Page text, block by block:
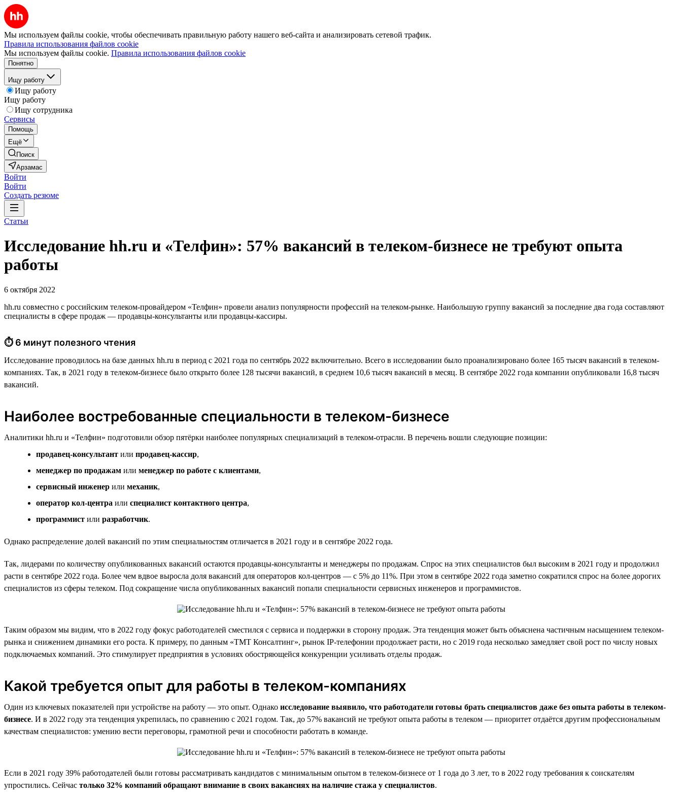
Мы используем файлы cookie, чтобы обеспечивать правильную работу нашего веб-сайта и анализировать сетевой трафик.
Правила использования файлов cookie
Мы используем файлы cookie. Правила использования файлов cookie
Понятно
Ищу работу
Ищу работу
Ищу работу
Ищу сотрудника
Сервисы
Помощь
Ещё
Поиск
Арзамас
Войти
Войти
Создать резюме
Статьи
Исследование hh.ru и «Телфин»: 57% вакансий в телеком-бизнесе не требуют опыта
работы
6 октября 2022
hh.ru совместно с российским телеком-провайдером «Телфин» провели анализ популярности профессий на телеком-рынке. Наибольшую группу вакансий за последние два года составляют
специалисты в сфере продаж — продавцы-консультанты или продавцы-кассиры.
⏱ 6 минут полезного чтения
Исследование проводилось на базе данных hh.ru в период с 2021 года по сентябрь 2022 включительно. Всего в исследовании было проанализировано более 165 тысяч вакансий в телеком-
компаниях. Так, в 2021 году в телеком-бизнесе было открыто более 128 тысячи вакансий, в среднем 10,6 тысяч вакансий в месяц. В сентябре 2022 года компании опубликовали 16,8 тысяч
вакансий.
Наиболее востребованные специальности в телеком-бизнесе
Аналитики hh.ru и «Телфин» подготовили обзор пятёрки наиболее популярных специализаций в телеком-отрасли. В перечень вошли следующие позиции:
продавец-консультант или продавец-кассир,
менеджер по продажам или менеджер по работе с клиентами,
сервисный инженер или механик,
оператор кол-центра или специалист контактного центра,
программист или разработчик.
Однако распределение долей вакансий по этим специальностям отличается в 2021 году и в сентябре 2022 года.
Так, лидерами по количеству опубликованных вакансий остаются продавцы-консультанты и менеджеры по продажам. Спрос на этих специалистов был высоким в 2021 году и продолжил
расти в сентябре 2022 года. Более чем вдвое выросла доля вакансий для операторов кол-центров — с 5% до 11%. При этом в сентябре 2022 года заметно сократился спрос на более дорогих
специалистов из сферы телеком. Под сокращение числа опубликованных вакансий попали специальности сервисных инженеров и программистов.
Таким образом мы видим, что в 2022 году фокус работодателей сместился с сервиса и поддержки в сторону продаж. Эта тенденция может быть объяснена частичным насыщением телеком-
рынка и снижением динамики его роста. К примеру, по данным «ТМТ Консалтинг», рынок IP-телефонии продолжает расти, но с 2019 года несколько замедляет свой рост по числу новых
подключаемых компаний. Это стимулирует предприятия в условиях обостряющейся конкуренции усиливать отделы продаж.
Какой требуется опыт для работы в телеком-компаниях
Один из ключевых показателей при устройстве на работу — это опыт. Однако исследование выявило, что работодатели готовы брать специалистов даже без опыта работы в телеком-
бизнесе. И в 2022 году эта тенденция укрепилась, по сравнению с 2021 годом. Так, до 57% вакансий не требуют опыта работы в телеком — приоритет отдаётся другим профессиональным
качествам специалистов: умению вести переговоры, грамотной речи и способности работать в команде.
Если в 2021 году 39% работодателей были готовы рассматривать кандидатов с минимальным опытом в телеком-бизнесе от 1 года до 3 лет, то в 2022 году требования к соискателям
упростились. Сейчас только 32% компаний обращают внимание в своих вакансиях на наличие стажа у специалистов.